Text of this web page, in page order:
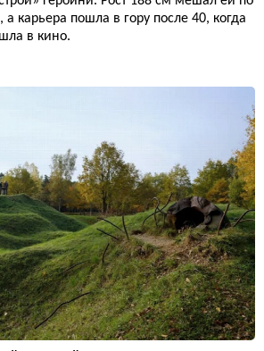
а карьера пошла в гору после 40, когда
в кино.